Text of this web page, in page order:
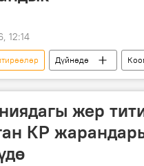
12:14
Дүйнөдө
Япония Жазгүл
жер
КР